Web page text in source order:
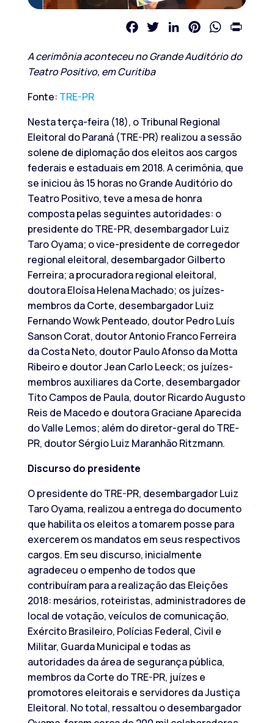
FacebookTwitterLinkedInPinterestWhatsApp
A cerimônia aconteceu no Grande Auditório do
Teatro Positivo, em Curitiba
Fonte: TRE-PR
Nesta terça-feira (18), o Tribunal Regional
Eleitoral do Paraná (TRE-PR) realizou a sessão
solene de diplomação dos eleitos aos cargos
federais e estaduais em 2018. A cerimônia, que
se iniciou às 15 horas no Grande Auditório do
Teatro Positivo, teve a mesa de honra
composta pelas seguintes autoridades: o
presidente do TRE-PR, desembargador Luiz
Taro Oyama; o vice-presidente de corregedor
regional eleitoral, desembargador Gilberto
Ferreira; a procuradora regional eleitoral,
doutora Eloísa Helena Machado; os juízes-
membros da Corte, desembargador Luiz
Fernando Wowk Penteado, doutor Pedro Luís
Sanson Corat, doutor Antonio Franco Ferreira
da Costa Neto, doutor Paulo Afonso da Motta
Ribeiro e doutor Jean Carlo Leeck; os juízes-
membros auxiliares da Corte, desembargador
Tito Campos de Paula, doutor Ricardo Augusto
Reis de Macedo e doutora Graciane Aparecida
do Valle Lemos; além do diretor-geral do TRE-
PR, doutor Sérgio Luiz Maranhão Ritzmann.
Discurso do presidente
O presidente do TRE-PR, desembargador Luiz
Taro Oyama, realizou a entrega do documento
que habilita os eleitos a tomarem posse para
exercerem os mandatos em seus respectivos
cargos. Em seu discurso, inicialmente
agradeceu o empenho de todos que
contribuíram para a realização das Eleições
2018: mesários, roteiristas, administradores de
local de votação, veículos de comunicação,
Exército Brasileiro, Polícias Federal, Civil e
Militar, Guarda Municipal e todas as
autoridades da área de segurança pública,
membros da Corte do TRE-PR, juízes e
promotores eleitorais e servidores da Justiça
Eleitoral. No total, ressaltou o desembargador